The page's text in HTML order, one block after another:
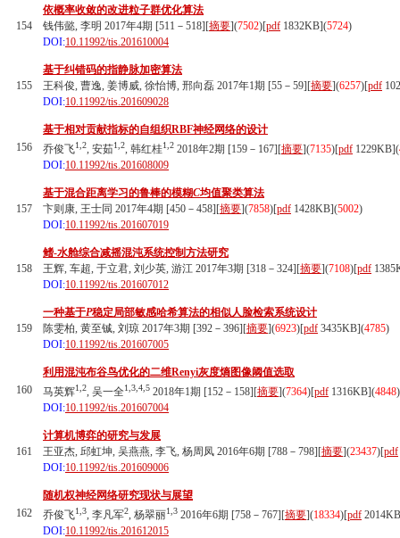
154
依概率收敛的改进粒子群优化算法
钱伟懿, 李明 2017年4期 [511－518][摘要](7502)[pdf 1832KB](5724)
DOI:10.11992/tis.201610004
155
基于纠错码的指静脉加密算法
王科俊, 曹逸, 姜博威, 徐怡博, 邢向磊 2017年1期 [55－59][摘要](6257)[pdf
DOI:10.11992/tis.201609028
156
基于相对贡献指标的自组织RBF神经网络的设计
乔俊飞1,2, 安茹1,2, 韩红桂1,2 2018年2期 [159－167][摘要](7135)[pdf 1229KB](
DOI:10.11992/tis.201608009
157
基于混合距离学习的鲁棒的模糊C均值聚类算法
卞则康, 王士同 2017年4期 [450－458][摘要](7858)[pdf 1428KB](5002)
DOI:10.11992/tis.201607019
158
鳍-水舱综合减摇混沌系统控制方法研究
王辉, 车超, 于立君, 刘少英, 游江 2017年3期 [318－324][摘要](7108)[pdf
DOI:10.11992/tis.201607012
159
一种基于P稳定局部敏感哈希算法的相似人脸检索系统设计
陈雯柏, 黄至铖, 刘琼 2017年3期 [392－396][摘要](6923)[pdf 3435KB](4785)
DOI:10.11992/tis.201607005
160
利用混沌布谷鸟优化的二维Renyi灰度熵图像阈值选取
马英辉1,2, 吴一全1,3,4,5 2018年1期 [152－158][摘要](7364)[pdf 1316KB](4848)
DOI:10.11992/tis.201607004
161
计算机博弈的研究与发展
王亚杰, 邱虹坤, 吴燕燕, 李飞, 杨周凤 2016年6期 [788－798][摘要](23437)[pdf
DOI:10.11992/tis.201609006
162
随机权神经网络研究现状与展望
乔俊飞1,3, 李凡军2, 杨翠丽1,3 2016年6期 [758－767][摘要](18334)[pdf
DOI:10.11992/tis.201612015